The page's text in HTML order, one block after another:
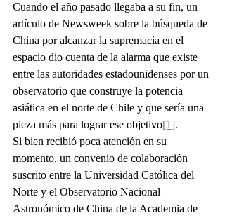
Cuando el año pasado llegaba a su fin, un
artículo de Newsweek sobre la búsqueda de
China por alcanzar la supremacía en el
espacio dio cuenta de la alarma que existe
entre las autoridades estadounidenses por un
observatorio que construye la potencia
asiática en el norte de Chile y que sería una
pieza más para lograr ese objetivo[1].
Si bien recibió poca atención en su
momento, un convenio de colaboración
suscrito entre la Universidad Católica del
Norte y el Observatorio Nacional
Astronómico de China de la Academia de